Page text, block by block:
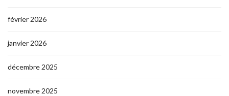
février 2026
janvier 2026
décembre 2025
novembre 2025